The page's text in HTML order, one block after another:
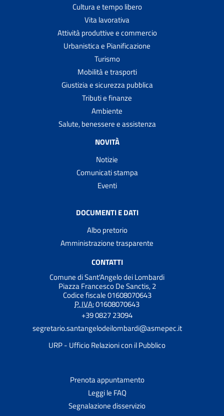
Cultura e tempo libero
Vita lavorativa
Attività produttive e commercio
Urbanistica e Pianificazione
Turismo
Mobilità e trasporti
Giustizia e sicurezza pubblica
Tributi e finanze
Ambiente
Salute, benessere e assistenza
NOVITÀ
Notizie
Comunicati stampa
Eventi
DOCUMENTI E DATI
Albo pretorio
Amministrazione trasparente
CONTATTI
Comune di Sant'Angelo dei Lombardi
Piazza Francesco De Sanctis, 2
Codice fiscale 01608070643
P. IVA:01608070643
+39 0827 23094
segretario.santangelodeilombardi@asmepec.it
URP - Ufficio Relazioni con il Pubblico
Prenota appuntamento
Leggi le FAQ
Segnalazione disservizio